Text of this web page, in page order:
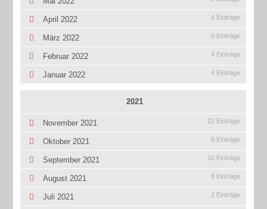
April 2022 4 Einträge
März 2022 5 Einträge
Februar 2022 4 Einträge
Januar 2022 4 Einträge
2021
November 2021 22 Einträge
Oktober 2021 8 Einträge
September 2021 10 Einträge
August 2021 8 Einträge
Juli 2021 2 Einträge